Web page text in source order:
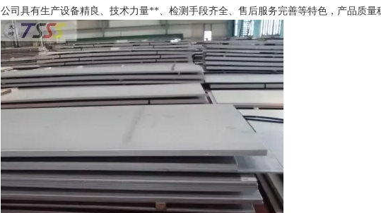
公司具有生产设备精良、技术力量**、检测手段齐全、售后服务完善等特色，产品质量